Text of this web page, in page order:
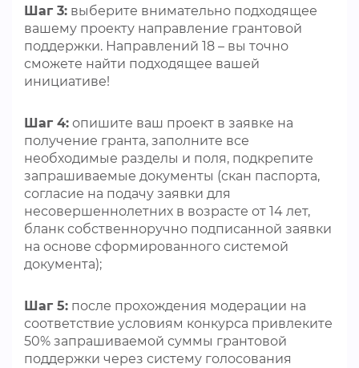
Шаг 3: выберите внимательно подходящее
вашему проекту направление грантовой
поддержки. Направлений 18 – вы точно
сможете найти подходящее вашей
инициативе!
Шаг 4: опишите ваш проект в заявке на
получение гранта, заполните все
необходимые разделы и поля, подкрепите
запрашиваемые документы (скан паспорта,
согласие на подачу заявки для
несовершеннолетних в возрасте от 14 лет,
бланк собственноручно подписанной заявки
на основе сформированного системой
документа);
Шаг 5: после прохождения модерации на
соответствие условиям конкурса привлеките
50% запрашиваемой суммы грантовой
поддержки через систему голосования